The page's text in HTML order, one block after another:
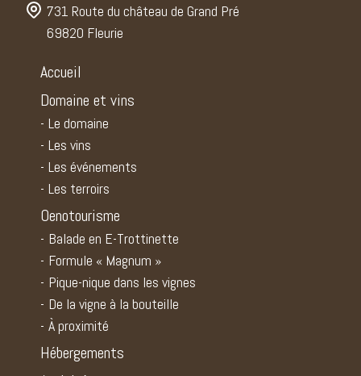
731 Route du château de Grand Pré
69820 Fleurie
Accueil
Domaine et vins
Le domaine
Les vins
Les événements
Les terroirs
Oenotourisme
Balade en E-Trottinette
Formule « Magnum »
Pique-nique dans les vignes
De la vigne à la bouteille
À proximité
Hébergements